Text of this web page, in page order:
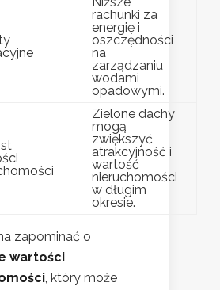
rachunki za
energię i
oszczędności
na
zarządzaniu
wodami
opadowymi.
Zielone dachy
mogą
zwiększyć
atrakcyjność i
wartość
nieruchomości
w długim
okresie.
zapominać o
wartości
, który może